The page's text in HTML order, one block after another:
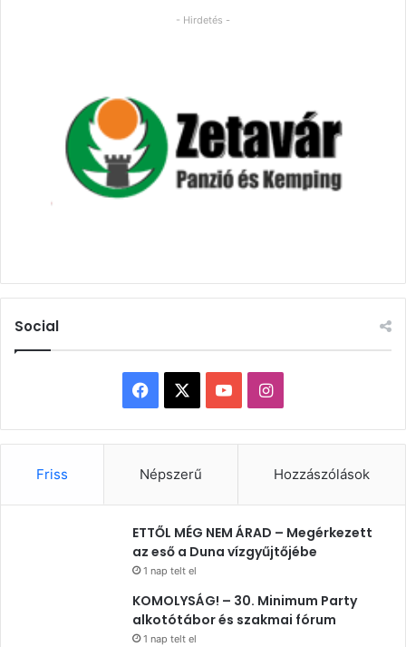
- Hirdetés -
Social
Facebook YouTubeInstagram
Friss Népszerű Hozzászólások
ETTŐL MÉG NEM ÁRAD – Megérkezett
az eső a Duna vízgyűjtőjébe
1 nap telt el
KOMOLYSÁG! – 30. Minimum Party
alkotótábor és szakmai fórum
1 nap telt el